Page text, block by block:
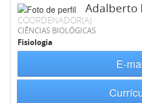
Adalberto
COORDENADOR(A)
CIÊNCIAS BIOLÓGICAS
Fisiologia
E-